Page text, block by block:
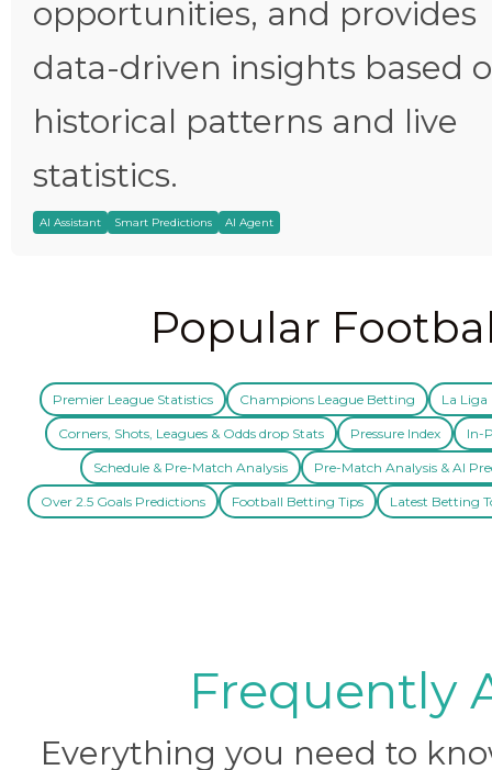
opportunities, and provides
data-driven insights based
historical patterns and live
statistics.
AI Assistant Smart Predictions AI Agent
Popular
Premier League Statistics Champions League Betting La Liga
Corners, Shots, Leagues & Odds drop Stats Pressure Index In-
Schedule & Pre-Match Analysis Pre-Match Analysis & AI
Over 2.5 Goals Predictions Football Betting Tips Latest Betting
Frequently
Everything you need to